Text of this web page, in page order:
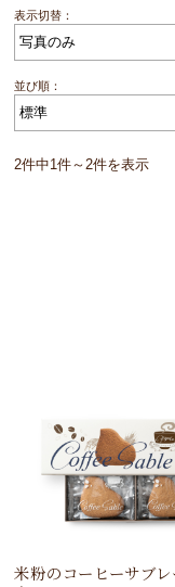
表示切替：
並び順：
2件中1件～2件を表示
米粉のコーヒーサブ